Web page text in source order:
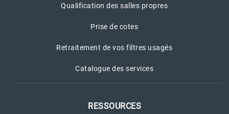
Qualification des salles propres
Prise de cotes
Retraitement de vos filtres usagés
Catalogue des services
RESSOURCES